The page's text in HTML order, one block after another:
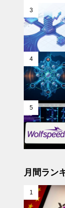
3
4
5
月間ラン
1